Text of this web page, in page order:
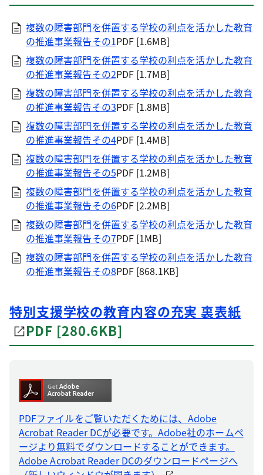
複数の障害部門を併置する学校の利点を活かした教育
の推進事業報告その1PDF [1.6MB]
複数の障害部門を併置する学校の利点を活かした教育
の推進事業報告その2PDF [1.7MB]
複数の障害部門を併置する学校の利点を活かした教育
の推進事業報告その3PDF [1.8MB]
複数の障害部門を併置する学校の利点を活かした教育
の推進事業報告その4PDF [1.4MB]
複数の障害部門を併置する学校の利点を活かした教育
の推進事業報告その5PDF [1.2MB]
複数の障害部門を併置する学校の利点を活かした教育
の推進事業報告その6PDF [2.2MB]
複数の障害部門を併置する学校の利点を活かした教育
の推進事業報告その7PDF [1MB]
複数の障害部門を併置する学校の利点を活かした教育
の推進事業報告その8PDF [868.1KB]
特別支援学校の教育内容の充実 裏表紙
PDF [280.6KB]
PDFファイルをご覧いただくためには、Adobe
Acrobat Reader DCが必要です。Adobe社のホームペ
ージより無料でダウンロードすることができます。
Adobe Acrobat Reader DCのダウンロードページへ